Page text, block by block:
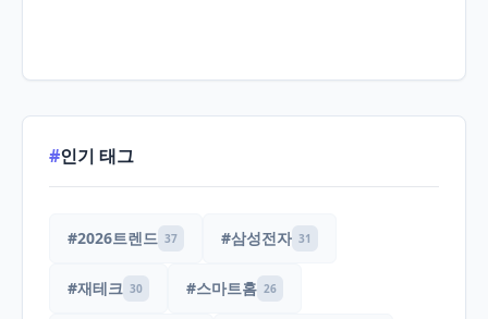
#인기 태그
#2026트렌드 37 #삼성전자 31
#재테크 30 #스마트홈 26